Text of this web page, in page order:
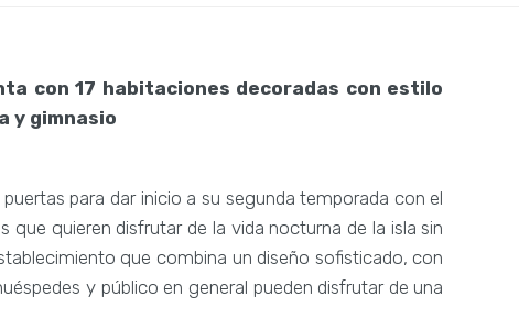
con 17 habitaciones decoradas con estilo
y gimnasio
para dar inicio a su segunda temporada con el
quieren disfrutar de la vida nocturna de la isla sin
que combina un diseño sofisticado, con
y público en general pueden disfrutar de una